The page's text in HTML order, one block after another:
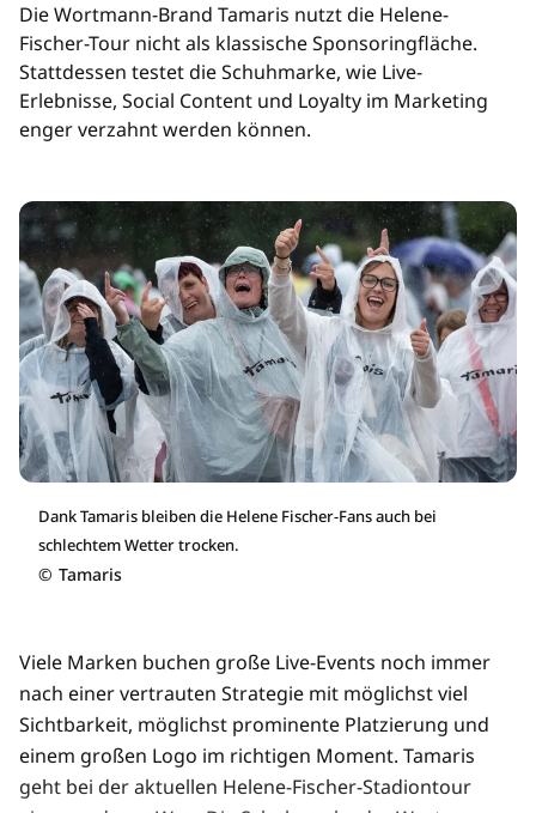
Die Wortmann-Brand Tamaris nutzt die Helene-
Fischer-Tour nicht als klassische Sponsoringfläche.
Stattdessen testet die Schuhmarke, wie Live-
Erlebnisse, Social Content und Loyalty im Marketing
enger verzahnt werden können.
Dank Tamaris bleiben die Helene Fischer-Fans auch bei
schlechtem Wetter trocken.
© Tamaris
Viele Marken buchen große Live-Events noch immer
nach einer vertrauten Strategie mit möglichst viel
Sichtbarkeit, möglichst prominente Platzierung und
einem großen Logo im richtigen Moment. Tamaris
geht bei der aktuellen Helene-Fischer-Stadiontour